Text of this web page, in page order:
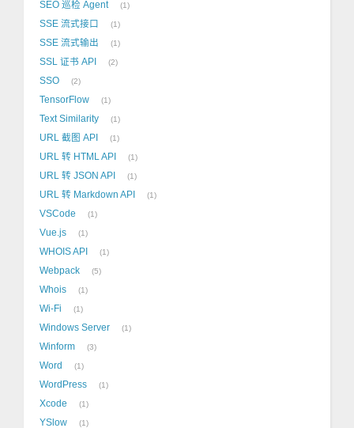
SEO 巡检 Agent 1
SSE 流式接口 1
SSE 流式输出 1
SSL 证书 API 2
SSO 2
TensorFlow 1
Text Similarity 1
URL 截图 API 1
URL 转 HTML API 1
URL 转 JSON API 1
URL 转 Markdown API 1
VSCode 1
Vue.js 1
WHOIS API 1
Webpack 5
Whois 1
Wi-Fi 1
Windows Server 1
Winform 3
Word 1
WordPress 1
Xcode 1
YSlow 1